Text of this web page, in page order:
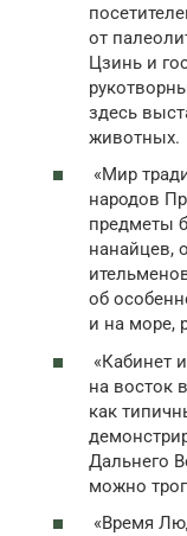
от
Цзинь и
здесь
животных.
«Мир
народов
предметы
нанайцев,
об
и на море,
«Кабинет
на восток
как
Дальнего
можно
«Время